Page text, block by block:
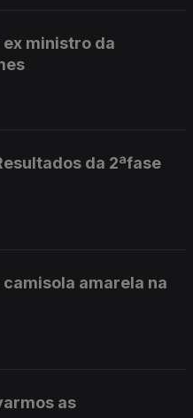
ministro da
da 2ªfase
camisola amarela na
as